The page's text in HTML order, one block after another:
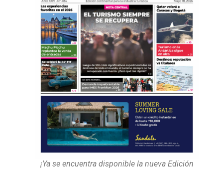
¡Ya se encuentra disponible la nueva Edición